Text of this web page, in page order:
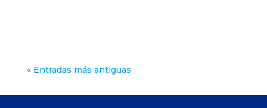
« Entradas más antiguas